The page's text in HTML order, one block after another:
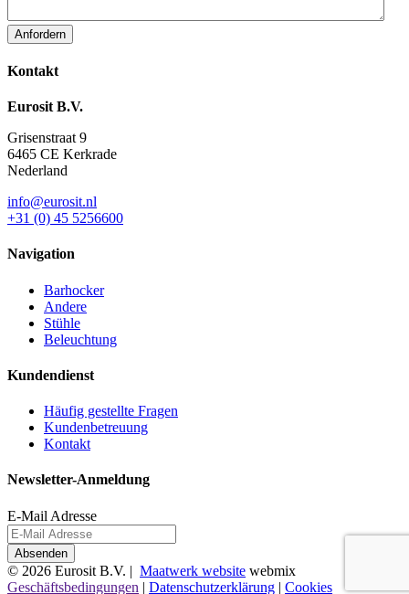
Kontakt
Eurosit B.V.
Grisenstraat 9
6465 CE Kerkrade
Nederland
info@eurosit.nl
+31 (0) 45 5256600
Navigation
Barhocker
Andere
Stühle
Beleuchtung
Kundendienst
Häufig gestellte Fragen
Kundenbetreuung
Kontakt
Newsletter-Anmeldung
E-Mail Adresse
© 2026 Eurosit B.V. | Maatwerk website webmix
Geschäftsbedingungen | Datenschutzerklärung | Cookies